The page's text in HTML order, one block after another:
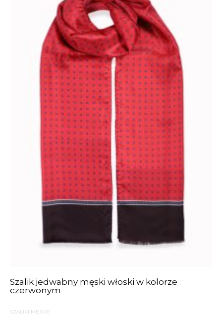
Szalik jedwabny męski włoski w kolorze
czerwonym
SZALIKI MĘSKIE